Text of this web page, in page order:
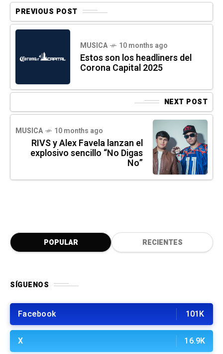
PREVIOUS POST
MUSICA 10 months ago
Estos son los headliners del
Corona Capital 2025
NEXT POST
MUSICA 10 months ago
RIVS y Alex Favela lanzan el
explosivo sencillo “No Digas
No”
POPULAR RECIENTES
SÍGUENOS
Facebook 101K
X 16.9K